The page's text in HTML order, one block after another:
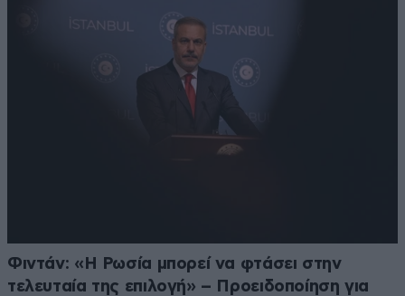
Φιντάν: «Η Ρωσία μπορεί να φτάσει στην
τελευταία της επιλογή» – Προειδοποίηση για